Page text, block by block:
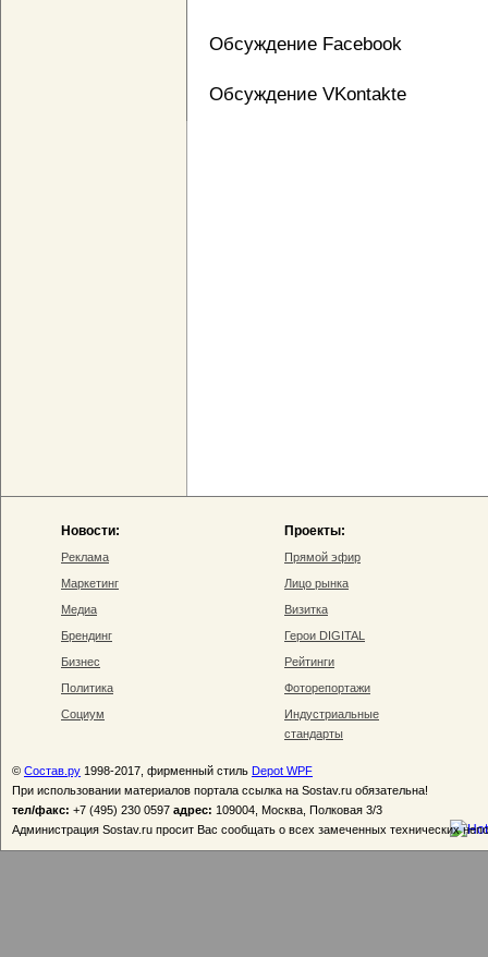
Обсуждение Facebook
Обсуждение VKontakte
Новости:
Реклама
Маркетинг
Медиа
Брендинг
Бизнес
Политика
Социум
Проекты:
Прямой эфир
Лицо рынка
Визитка
Герои DIGITAL
Рейтинги
Фоторепортажи
Индустриальные
стандарты
© Состав.ру 1998-2017, фирменный стиль Depot WPF
При использовании материалов портала ссылка на Sostav.ru обязательна!
тел/факс: +7 (495) 230 0597 адрес: 109004, Москва, Полковая 3/3
Администрация Sostav.ru просит Вас сообщать о всех замеченных технических